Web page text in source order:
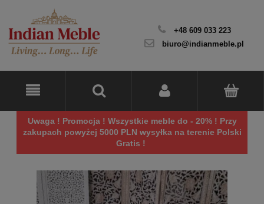
+48 609 033 223
biuro@indianmeble.pl
Uwaga ! Promocja ! Wszystkie meble do - 20% ! Przy
zakupach powyżej 5000 PLN wysyłka na terenie Polski
Gratis !